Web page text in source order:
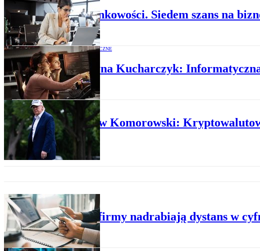
AI w bankowości. Siedem szans na
OPINIE EKONOMICZNE
Katarzyna Kucharczyk:
RZECZ O PRAWIE
Stanisław Komorowski:
BIZNES
Polskie firmy nadrabiają dystans w